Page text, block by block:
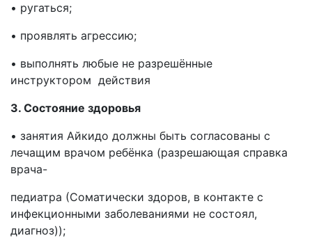
• ругаться;
• проявлять агрессию;
• выполнять любые не разрешённые
инструктором действия
3. Состояние здоровья
• занятия Айкидо должны быть согласованы с
лечащим врачом ребёнка (разрешающая справка
врача-
педиатра (Соматически здоров, в контакте с
инфекционными заболеваниями не состоял,
диагноз));